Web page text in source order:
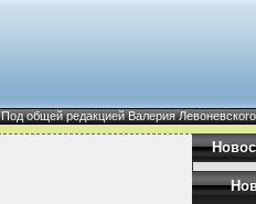
Под общей редакцией Валерия Левоневского